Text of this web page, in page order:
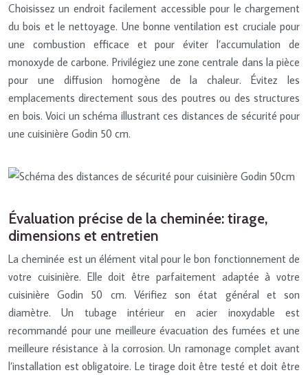
Choisissez un endroit facilement accessible pour le chargement
du bois et le nettoyage. Une bonne ventilation est cruciale pour
une combustion efficace et pour éviter l’accumulation de
monoxyde de carbone. Privilégiez une zone centrale dans la pièce
pour une diffusion homogène de la chaleur. Évitez les
emplacements directement sous des poutres ou des structures
en bois. Voici un schéma illustrant ces distances de sécurité pour
une cuisinière Godin 50 cm.
Évaluation précise de la cheminée: tirage,
dimensions et entretien
La cheminée est un élément vital pour le bon fonctionnement de
votre cuisinière. Elle doit être parfaitement adaptée à votre
cuisinière Godin 50 cm. Vérifiez son état général et son
diamètre. Un tubage intérieur en acier inoxydable est
recommandé pour une meilleure évacuation des fumées et une
meilleure résistance à la corrosion. Un ramonage complet avant
l’installation est obligatoire. Le tirage doit être testé et doit être